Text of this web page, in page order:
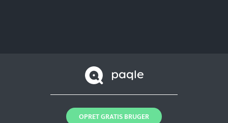
OPRET GRATIS BRUGER